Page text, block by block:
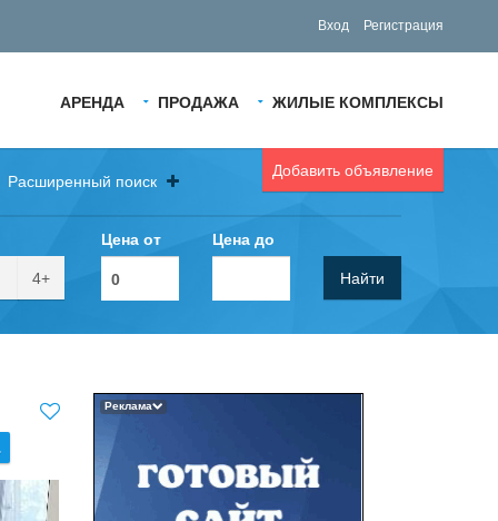
Вход Регистрация
АРЕНДА ПРОДАЖА ЖИЛЫЕ КОМПЛЕКСЫ
Добавить объявление
Расширенный поиск
4+
Цена от Цена до
Найти
Реклама